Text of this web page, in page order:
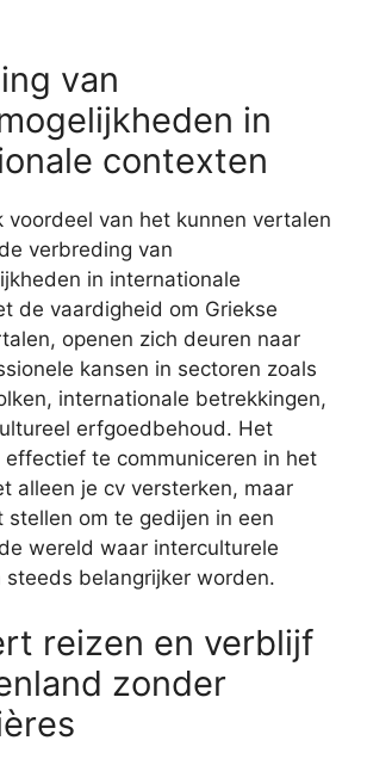
van
in
contexten
voordeel van het kunnen vertalen
verbreding van
in internationale
de vaardigheid om Griekse
openen zich deuren naar
kansen in sectoren zoals
internationale betrekkingen,
erfgoedbehoud. Het
effectief te communiceren in het
alleen je cv versterken, maar
stellen om te gedijen in een
wereld waar interculturele
steeds belangrijker worden.
reizen en verblijf
zonder